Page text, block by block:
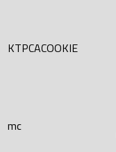
KTPCACOOKIE
mc